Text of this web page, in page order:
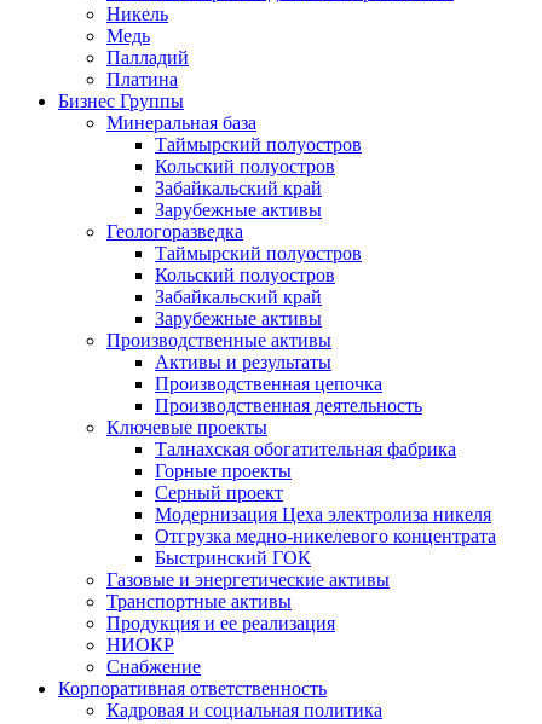
Никель
Медь
Палладий
Платина
Бизнес Группы
Минеральная база
Таймырский полуостров
Кольский полуостров
Забайкальский край
Зарубежные активы
Геологоразведка
Таймырский полуостров
Кольский полуостров
Забайкальский край
Зарубежные активы
Производственные активы
Активы и результаты
Производственная цепочка
Производственная деятельность
Ключевые проекты
Талнахская обогатительная фабрика
Горные проекты
Серный проект
Модернизация Цеха электролиза никеля
Отгрузка медно-никелевого концентрата
Быстринский ГОК
Газовые и энергетические активы
Транспортные активы
Продукция и ее реализация
НИОКР
Снабжение
Корпоративная ответственность
Кадровая и социальная политика